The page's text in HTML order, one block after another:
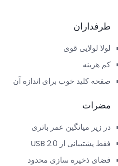
طرفداران
لولا لولایی قوی
کم هزینه
صفحه کلید خوب برای اندازه آن
مضرات
در زیر میانگین عمر باتری
فقط پشتیبانی از USB 2.0
فضای ذخیره سازی محدود